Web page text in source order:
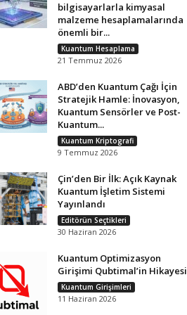
bilgisayarlarla kimyasal
malzeme hesaplamalarında
önemli bir...
Kuantum Hesaplama
21 Temmuz 2026
ABD’den Kuantum Çağı İçin
Stratejik Hamle: İnovasyon,
Kuantum Sensörler ve Post-
Kuantum...
Kuantum Kriptografi
9 Temmuz 2026
Çin’den Bir İlk: Açık Kaynak
Kuantum İşletim Sistemi
Yayınlandı
Editörün Seçtikleri
30 Haziran 2026
Kuantum Optimizasyon
Girişimi Qubtimal’in Hikayesi
Kuantum Girişimleri
11 Haziran 2026